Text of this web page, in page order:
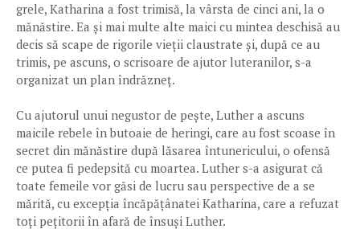
grele, Katharina a fost trimisă, la vârsta de cinci ani, la o
mănăstire. Ea și mai multe alte maici cu mintea deschisă au
decis să scape de rigorile vieții claustrate și, după ce au
trimis, pe ascuns, o scrisoare de ajutor luteranilor, s-a
organizat un plan îndrăzneț.
Cu ajutorul unui negustor de pește, Luther a ascuns
maicile rebele în butoaie de heringi, care au fost scoase în
secret din mănăstire după lăsarea întunericului, o ofensă
ce putea fi pedepsită cu moartea. Luther s-a asigurat că
toate femeile vor găsi de lucru sau perspective de a se
mărită, cu excepția încăpățânatei Katharina, care a refuzat
toți pețitorii în afară de însuși Luther.